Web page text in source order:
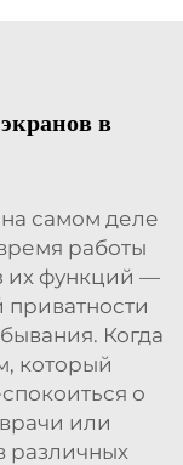
в
самом деле
работы
их функций —
Когда
который
о
или
различных